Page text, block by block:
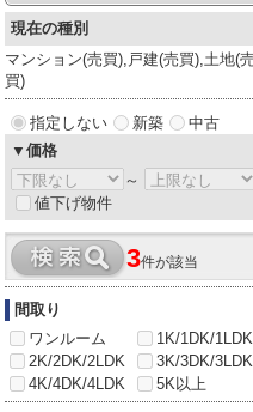
現在の種別
マンション(売買),戸建(売買),土地(売
買)
指定しない 新築
中古
▼価格
～
値下げ物件
3件が該当
間取り
ワンルーム
1K/1DK/1LDK
2K/2DK/2LDK
3K/3DK/3LDK
4K/4DK/4LDK
5K以上